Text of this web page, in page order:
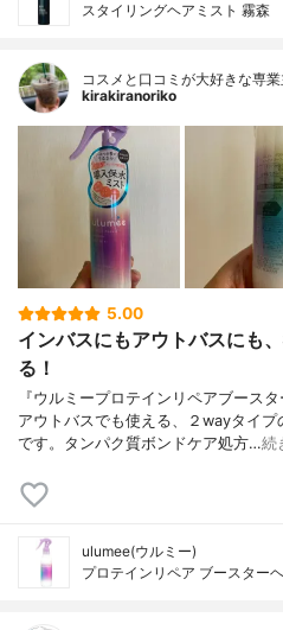
スタイリングヘアミスト 霧森
コスメと口コミが大好きな専
kirakiranoriko
5.00
インバスにもアウトバスにも
る！
『ウルミープロテインリペアブース
アウトバスでも使える、２wayタイ
です。タンパク質ボンドケア処方…続
ulumee(ウルミー)
プロテインリペア ブースター